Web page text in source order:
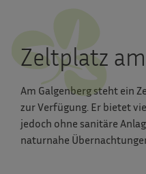
Zeltplatz
Am Galgenberg steht ein
zur Verfügung. Er bietet
jedoch ohne sanitäre
naturnahe